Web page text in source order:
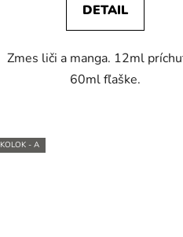
DETAIL
Zmes liči a manga. 12ml
60ml fľaške.
KOLOK - A